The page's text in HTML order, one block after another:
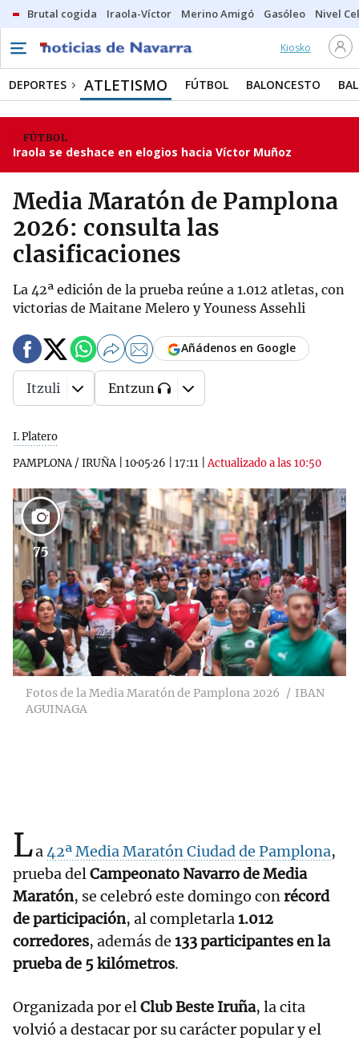
Brutal cogida Iraola-Víctor Merino Amigó Gasóleo Nivel
Kiosko
DEPORTES ATLETISMO FÚTBOL BALONCESTO
FÚTBOL
Iraola se deshace en elogios hacia Víctor Muñoz
Media Maratón de Pamplona
2026: consulta las
clasificaciones
La 42ª edición de la prueba reúne a 1.012 atletas, con
victorias de Maitane Melero y Youness Assehli
I. Platero
PAMPLONA / IRUÑA| 10·05·26 17:11 |Actualizado a las 10:50
Añádenos en Google
Itzuli Entzun
75
Fotos de la Media Maratón de Pamplona 2026
IBAN
AGUINAGA
La42ª Media Maratón Ciudad de Pamplona,
prueba delCampeonato Navarro de Media
Maratón, se celebró este domingo conrécord
de participación, al completarla1.012
corredores, además de 133 participantes en la
prueba de 5 kilómetros.
Organizada por elClub Beste Iruña, la cita
volvió a destacar por su carácter popular y el